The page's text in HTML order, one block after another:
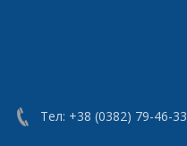
Тел: +38 (0382) 79-46-33